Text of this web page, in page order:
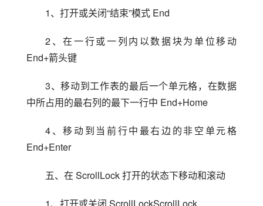
1、打开或关闭“结束”模式 End
2、在一行或一列内以数据块为单位移动
End+箭头键
3、移动到工作表的最后一个单元格，在数据
中所占用的最右列的最下一行中 End+Home
4、移动到当前行中最右边的非空单元格
End+Enter
五、在 ScrollLock 打开的状态下移动和滚动